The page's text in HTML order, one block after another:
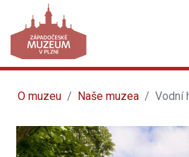
O muzeu Naše muzea Vodní